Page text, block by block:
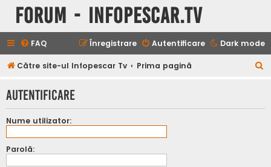
Forum - InfoPescar.Tv
Dark mode
FAQ Autentificare
Înregistrare
Către site-ul Infopescar Tv Prima pagină
t
Autentificare
Nume utilizator:
Parolă: